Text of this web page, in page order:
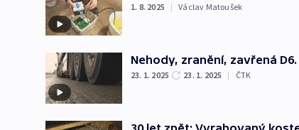
1. 8. 2025 | Václav Matoušek
Nehody, zranění, zavřená
23. 1. 2025 23. 1. 2025 | ČTK